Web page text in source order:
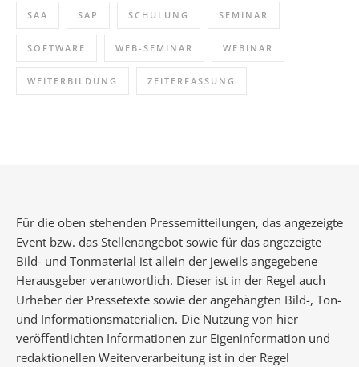
SAA SAP SCHULUNG SEMINAR
SOFTWARE WEB-SEMINAR WEBINAR
WEITERBILDUNG ZEITERFASSUNG
Für die oben stehenden Pressemitteilungen, das angezeigte
Event bzw. das Stellenangebot sowie für das angezeigte
Bild- und Tonmaterial ist allein der jeweils angegebene
Herausgeber verantwortlich. Dieser ist in der Regel auch
Urheber der Pressetexte sowie der angehängten Bild-, Ton-
und Informationsmaterialien. Die Nutzung von hier
veröffentlichten Informationen zur Eigeninformation und
redaktionellen Weiterverarbeitung ist in der Regel